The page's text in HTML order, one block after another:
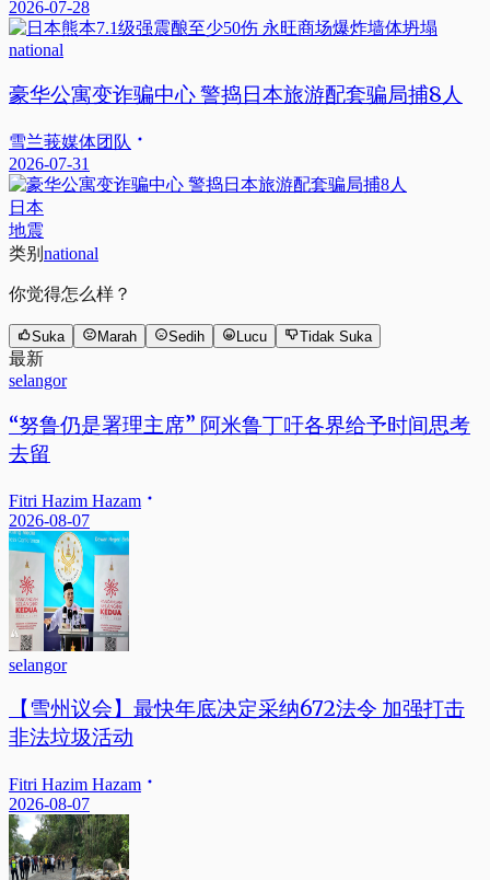
2026-07-28
national
豪华公寓变诈骗中心 警捣日本旅游配套骗局捕8人
雪兰莪媒体团队
2026-07-31
日本
地震
类别 national
你觉得怎么样？
Suka Marah Sedih Lucu Tidak Suka
最新
selangor
“努鲁仍是署理主席” 阿米鲁丁吁各界给予时间思考
去留
Fitri Hazim Hazam
2026-08-07
selangor
【雪州议会】最快年底决定采纳672法令 加强打击
非法垃圾活动
Fitri Hazim Hazam
2026-08-07